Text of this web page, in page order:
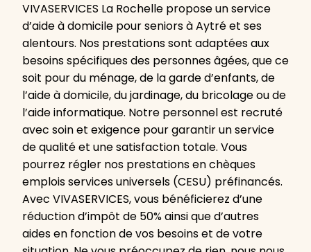
VIVASERVICES La Rochelle propose un service
d’aide à domicile pour seniors à Aytré et ses
alentours. Nos prestations sont adaptées aux
besoins spécifiques des personnes âgées, que ce
soit pour du ménage, de la garde d’enfants, de
l’aide à domicile, du jardinage, du bricolage ou de
l’aide informatique. Notre personnel est recruté
avec soin et exigence pour garantir un service
de qualité et une satisfaction totale. Vous
pourrez régler nos prestations en chèques
emplois services universels (CESU) préfinancés.
Avec VIVASERVICES, vous bénéficierez d’une
réduction d’impôt de 50% ainsi que d’autres
aides en fonction de vos besoins et de votre